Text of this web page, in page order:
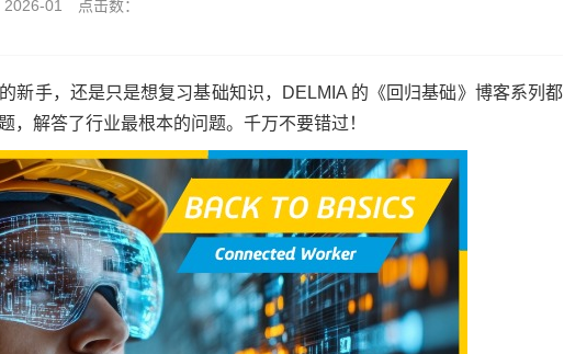
2026-01 点击数：
新手，还是只是想复习基础知识，DELMIA 的《回归基础》博客系列都
，解答了行业最根本的问题。千万不要错过！